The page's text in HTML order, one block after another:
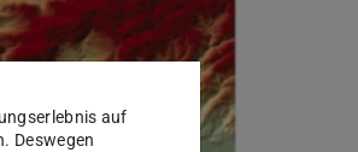
auf
Deswegen